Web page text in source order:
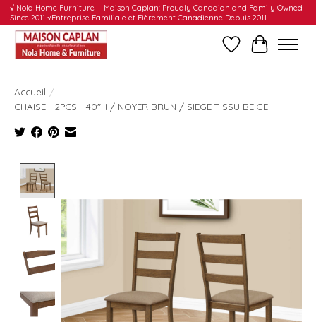
√ Nola Home Furniture + Maison Caplan: Proudly Canadian and Family Owned
Since 2011 √Entreprise Familiale et Fièrement Canadienne Depuis 2011
Liste dePanier
Accueil /
CHAISE - 2PCS - 40"H / NOYER BRUN / SIEGE TISSU BEIGE